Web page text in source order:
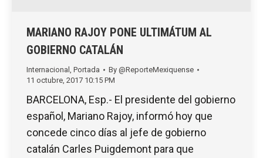
MARIANO RAJOY PONE ULTIMÁTUM AL
GOBIERNO CATALÁN
Internacional Portada By @ReporteMexiquense
11 octubre, 2017 10:15 PM
BARCELONA, Esp.- El presidente del gobierno
español, Mariano Rajoy, informó hoy que
concede cinco días al jefe de gobierno
catalán Carles Puigdemont para que